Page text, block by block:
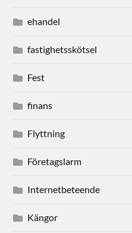
ehandel
fastighetsskötsel
Fest
finans
Flyttning
Företagslarm
Internetbeteende
Kängor